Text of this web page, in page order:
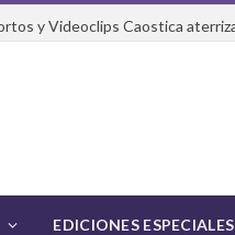
EDICIONES ESPECIALES